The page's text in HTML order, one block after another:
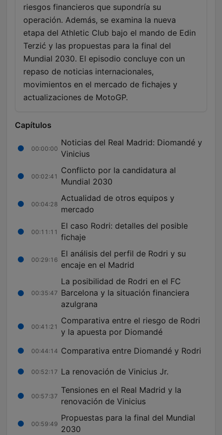
riesgos financieros que supondría su
operación. Además, se examina la nueva
etapa del Athletic Club bajo el mando de Edin
Terzić y las propuestas para la final del
Mundial 2030. El episodio concluye con un
repaso de noticias internacionales,
movimientos en el mercado de fichajes y
actualizaciones de MotoGP.
Capítulos
00:00:00
Noticias del Real Madrid: Diomandé y
Vinicius
00:02:41
Conflicto por la candidatura al
Mundial 2030
00:04:28
Actualidad de otros equipos y
mercado
00:11:11
El caso Rodri: detalles del posible
fichaje
00:29:16
El análisis del perfil de Rodri y su
encaje en el Madrid
00:35:47
La posibilidad de Rodri en el FC
Barcelona y la situación financiera
azulgrana
00:41:21
Comparativa entre el riesgo de Rodri
y la apuesta por Diomandé
00:44:14 Comparativa entre Diomandé y Rodri
00:52:17 La renovación de Vinicius Jr.
00:57:37
Tensiones en el Real Madrid y la
renovación de Vinicius
00:59:49
Propuestas para la final del Mundial
2030